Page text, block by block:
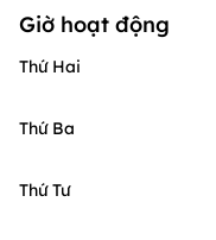
Giờ hoạt động
Thứ Hai
Thứ Ba
Thứ Tư